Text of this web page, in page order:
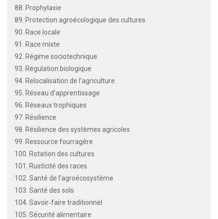
88. Prophylaxie
89. Protection agroécologique des cultures
90. Race locale
91. Race mixte
92. Régime sociotechnique
93. Régulation biologique
94. Relocalisation de l’agriculture
95. Réseau d’apprentissage
96. Réseaux trophiques
97. Résilience
98. Résilience des systèmes agricoles
99. Ressource fourragère
100. Rotation des cultures
101. Rusticité des races
102. Santé de l’agroécosystème
103. Santé des sols
104. Savoir‐faire traditionnel
105. Sécurité alimentaire